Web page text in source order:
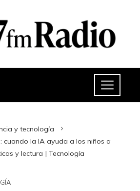
y tecnología
cuando la IA ayuda a los niños a
y lectura | Tecnología